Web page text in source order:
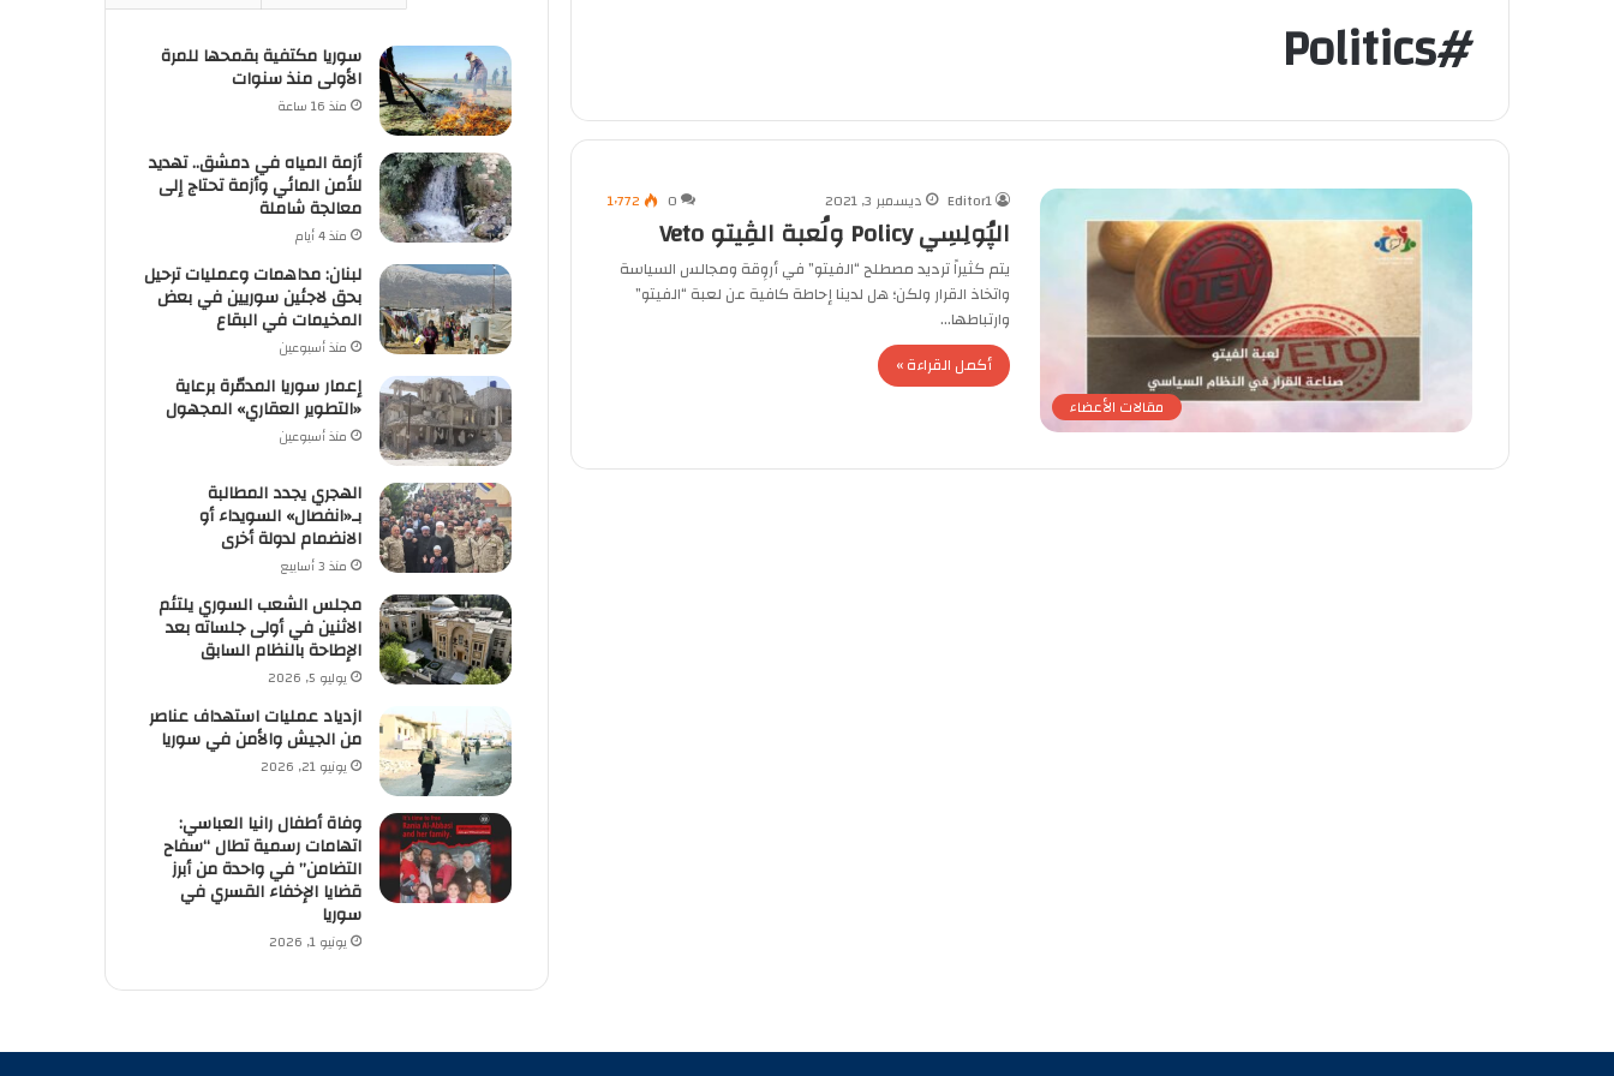
#Politics
مقالات الأعضاء
Editor1 ديسمبر 3, 2021 0 1٬772
الپُولِسِي Policy ولُعبة الڤِيتو Veto
يتم كثيراً ترديد مصطلح “الفيتو” في أروِقة ومجالس السياسة
واتخاذ القرار ولكن؛ هل لدينا إحاطة كافية عن لعبة “الفيتو”
وارتباطها…
أكمل القراءة »
سوريا مكتفية بقمحها للمرة
الأولى منذ سنوات
منذ 16 ساعة
أزمة المياه في دمشق.. تهديد
للأمن المائي وأزمة تحتاج إلى
معالجة شاملة
منذ 4 أيام
لبنان: مداهمات وعمليات ترحيل
بحق لاجئين سوريين في بعض
المخيمات في البقاع
منذ أسبوعين
إعمار سوريا المدمّرة برعاية
«التطوير العقاري» المجهول
منذ أسبوعين
الهجري يجدد المطالبة
بـ«انفصال» السويداء أو
الانضمام لدولة أخرى
منذ 3 أسابيع
مجلس الشعب السوري يلتئم
الاثنين في أولى جلساته بعد
الإطاحة بالنظام السابق
يوليو 5, 2026
ازدياد عمليات استهداف عناصر
من الجيش والأمن في سوريا
يونيو 21, 2026
وفاة أطفال رانيا العباسي:
اتهامات رسمية تطال “سفاح
التضامن” في واحدة من أبرز
قضايا الإخفاء القسري في
سوريا
يونيو 1, 2026